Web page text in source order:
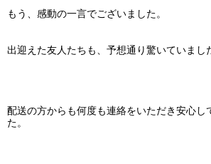
もう、感動の一言でございました。
出迎えた友人たちも、予想通り驚いていまし
配送の方からも何度も連絡をいただき安心し
た。